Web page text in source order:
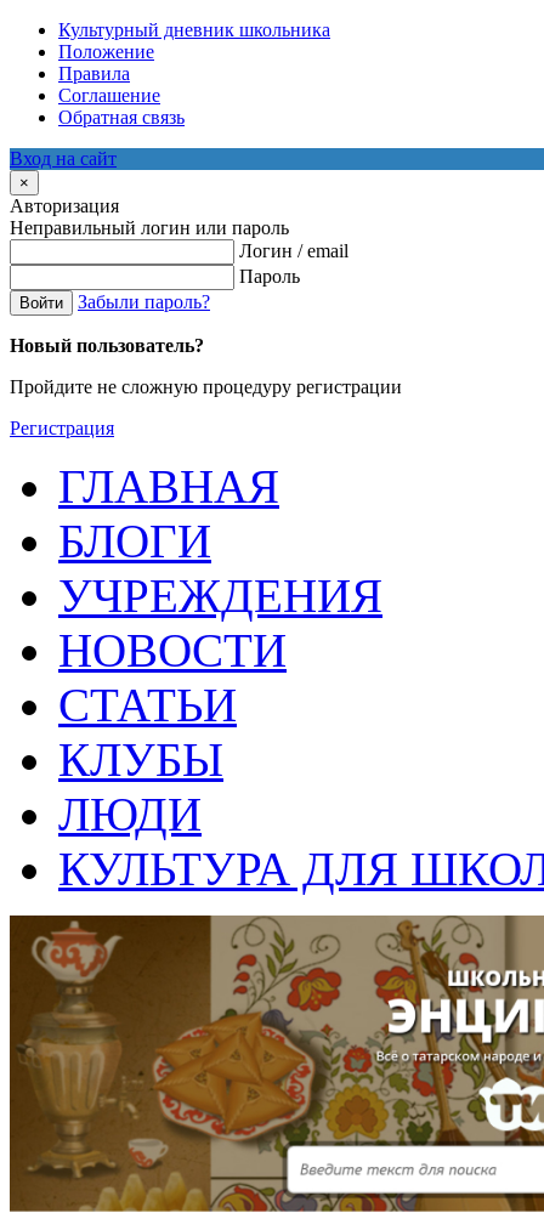
Культурный дневник школьника
Положение
Правила
Соглашение
Обратная связь
Вход на сайт
×
Авторизация
Неправильный логин или пароль
Логин / email
Пароль
Войти Забыли пароль?
Новый пользователь?
Пройдите не сложную процедуру регистрации
Регистрация
ГЛАВНАЯ
БЛОГИ
УЧРЕЖДЕНИЯ
НОВОСТИ
СТАТЬИ
КЛУБЫ
ЛЮДИ
КУЛЬТУРА ДЛЯ